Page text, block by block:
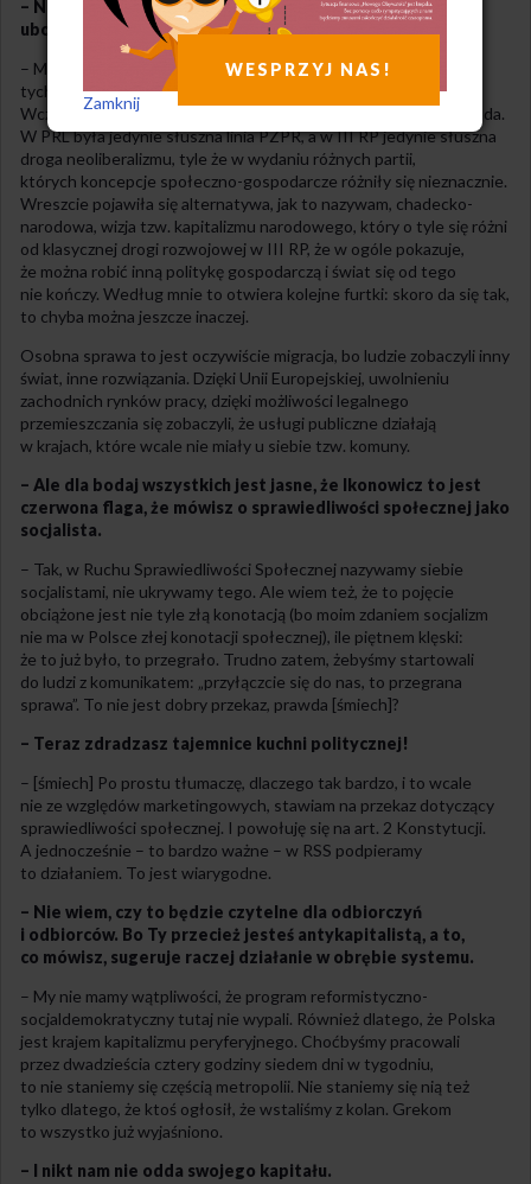
– Na własnym podwórku też doczekaliśmy pracujących
ubogich kobiet i mężczyzn.
– Moim zdaniem na polskim podwórku przełom w postrzeganiu
tych zjawisk dokonał się za sprawą Prawa i Sprawiedliwości.
Wcześniej była jedna wielka ściema, że inaczej się po prostu nie da.
W PRL była jedynie słuszna linia PZPR, a w III RP jedynie słuszna
droga neoliberalizmu, tyle że w wydaniu różnych partii,
których koncepcje społeczno-gospodarcze różniły się nieznacznie.
Wreszcie pojawiła się alternatywa, jak to nazywam, chadecko-
narodowa, wizja tzw. kapitalizmu narodowego, który o tyle się różni
od klasycznej drogi rozwojowej w III RP, że w ogóle pokazuje,
że można robić inną politykę gospodarczą i świat się od tego
nie kończy. Według mnie to otwiera kolejne furtki: skoro da się tak,
to chyba można jeszcze inaczej.
Osobna sprawa to jest oczywiście migracja, bo ludzie zobaczyli inny
świat, inne rozwiązania. Dzięki Unii Europejskiej, uwolnieniu
zachodnich rynków pracy, dzięki możliwości legalnego
przemieszczania się zobaczyli, że usługi publiczne działają
w krajach, które wcale nie miały u siebie tzw. komuny.
– Ale dla bodaj wszystkich jest jasne, że Ikonowicz to jest
czerwona flaga, że mówisz o sprawiedliwości społecznej jako
socjalista.
– Tak, w Ruchu Sprawiedliwości Społecznej nazywamy siebie
socjalistami, nie ukrywamy tego. Ale wiem też, że to pojęcie
obciążone jest nie tyle złą konotacją (bo moim zdaniem socjalizm
nie ma w Polsce złej konotacji społecznej), ile piętnem klęski:
że to już było, to przegrało. Trudno zatem, żebyśmy startowali
do ludzi z komunikatem: „przyłączcie się do nas, to przegrana
sprawa”. To nie jest dobry przekaz, prawda [śmiech]?
– Teraz zdradzasz tajemnice kuchni politycznej!
– [śmiech] Po prostu tłumaczę, dlaczego tak bardzo, i to wcale
nie ze względów marketingowych, stawiam na przekaz dotyczący
sprawiedliwości społecznej. I powołuję się na art. 2 Konstytucji.
A jednocześnie – to bardzo ważne – w RSS podpieramy
to działaniem. To jest wiarygodne.
– Nie wiem, czy to będzie czytelne dla odbiorczyń
i odbiorców. Bo Ty przecież jesteś antykapitalistą, a to,
co mówisz, sugeruje raczej działanie w obrębie systemu.
– My nie mamy wątpliwości, że program reformistyczno-
socjaldemokratyczny tutaj nie wypali. Również dlatego, że Polska
jest krajem kapitalizmu peryferyjnego. Choćbyśmy pracowali
przez dwadzieścia cztery godziny siedem dni w tygodniu,
to nie staniemy się częścią metropolii. Nie staniemy się nią też
tylko dlatego, że ktoś ogłosił, że wstaliśmy z kolan. Grekom
to wszystko już wyjaśniono.
– I nikt nam nie odda swojego kapitału.
WESPRZYJ NAS!
Zamknij